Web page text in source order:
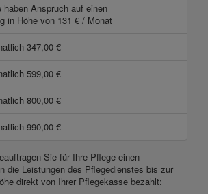
haben Anspruch auf einen
in Höhe von 131 € / Monat
347,00 €
599,00 €
800,00 €
990,00 €
Sie für Ihre Pflege einen
die Leistungen des Pflegedienstes bis zur
direkt von Ihrer Pflegekasse bezahlt: